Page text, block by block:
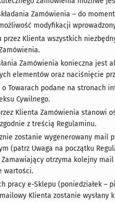
Zamówienia – do
modyfikacji
przez Klienta wszystkich
Zamówienia konieczna jest
elementów oraz naciśnięcie
Towarach podane na stronach
Cywilnego.
Klienta Zamówienia stanowi
z treścią Regulaminu.
zostanie wygenerowany mail
(patrz Uwaga na początku
Zamawiający otrzyma kolejny
wartości.
pracy e-Sklepu (poniedziałek –
Klienta zostanie wysłany